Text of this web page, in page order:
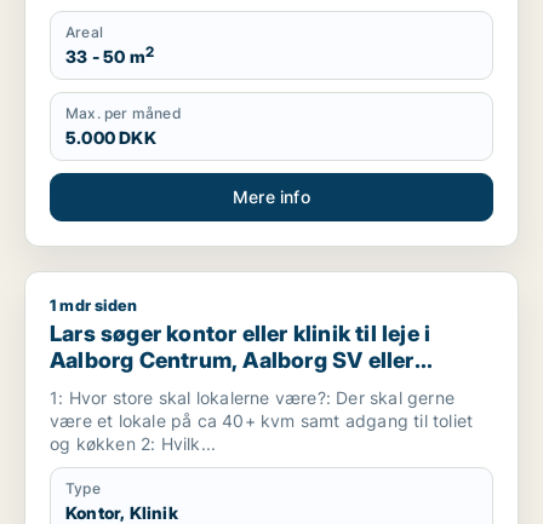
Areal
33 - 50 m2
Max. per måned
5.000 DKK
Mere info
Lars søger kontor eller klinik til leje i Aalborg Centrum,
1 mdr siden
Lars søger kontor eller klinik til leje i
Aalborg Centrum, Aalborg SV eller
Aalborg SØ m.fl.
1: Hvor store skal lokalerne være?: Der skal gerne
være et lokale på ca 40+ kvm samt adgang til toliet
og køkken 2: Hvilk...
Type
Kontor, Klinik